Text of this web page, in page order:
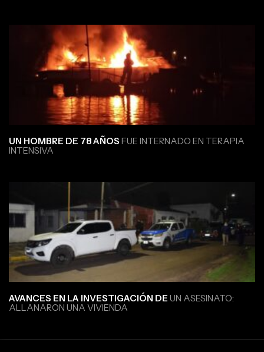
UN HOMBRE DE 78 AÑOS FUE INTERNADO EN TERAPIA
INTENSIVA
AVANCES EN LA INVESTIGACIÓN DE UN ASESINATO:
ALLANARON UNA VIVIENDA